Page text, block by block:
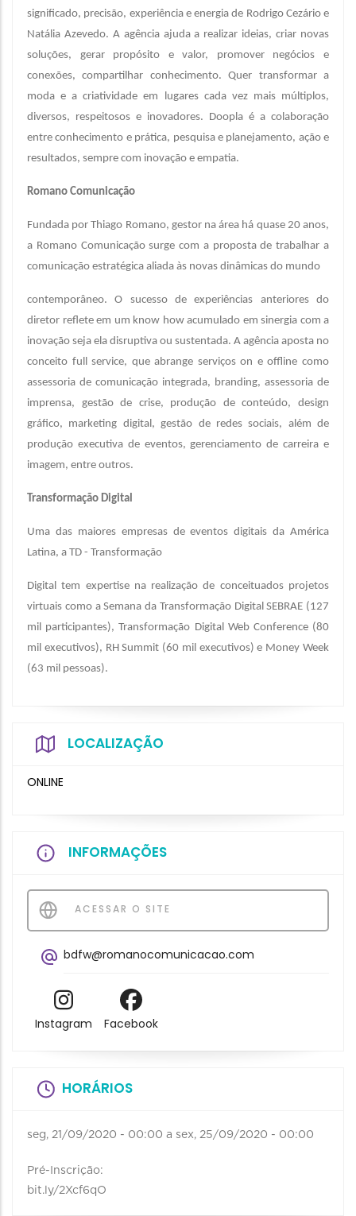
significado, precisão, experiência e energia de Rodrigo Cezário e
Natália Azevedo. A agência ajuda a realizar ideias, criar novas
soluções, gerar propósito e valor, promover negócios e
conexões, compartilhar conhecimento. Quer transformar a
moda e a criatividade em lugares cada vez mais múltiplos,
diversos, respeitosos e inovadores. Doopla é a colaboração
entre conhecimento e prática, pesquisa e planejamento, ação e
resultados, sempre com inovação e empatia.
Romano Comunicação
Fundada por Thiago Romano, gestor na área há quase 20 anos,
a Romano Comunicação surge com a proposta de trabalhar a
comunicação estratégica aliada às novas dinâmicas do mundo
contemporâneo. O sucesso de experiências anteriores do
diretor reflete em um know how acumulado em sinergia com a
inovação seja ela disruptiva ou sustentada. A agência aposta no
conceito full service, que abrange serviços on e offline como
assessoria de comunicação integrada, branding, assessoria de
imprensa, gestão de crise, produção de conteúdo, design
gráfico, marketing digital, gestão de redes sociais, além de
produção executiva de eventos, gerenciamento de carreira e
imagem, entre outros.
Transformação Digital
Uma das maiores empresas de eventos digitais da América
Latina, a TD - Transformação
Digital tem expertise na realização de conceituados projetos
virtuais como a Semana da Transformação Digital SEBRAE (127
mil participantes), Transformação Digital Web Conference (80
mil executivos), RH Summit (60 mil executivos) e Money Week
(63 mil pessoas).
LOCALIZAÇÃO
ONLINE
INFORMAÇÕES
ACESSAR O SITE
bdfw@romanocomunicacao.com
Instagram Facebook
HORÁRIOS
seg, 21/09/2020 - 00:00 a sex, 25/09/2020 - 00:00
Pré-Inscrição:
bit.ly/2Xcf6qO